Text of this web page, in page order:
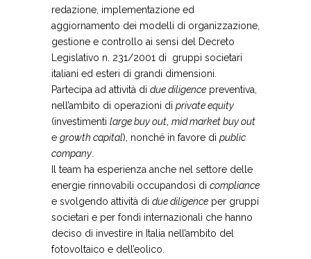
redazione, implementazione ed
aggiornamento dei modelli di organizzazione,
gestione e controllo ai sensi del Decreto
Legislativo n. 231/2001 di gruppi societari
italiani ed esteri di grandi dimensioni.
Partecipa ad attività di due diligence preventiva,
nell’ambito di operazioni di private equity
(investimenti large buy out mid market buy out
e growth capital), nonché in favore di public
company
Il team ha esperienza anche nel settore delle
energie rinnovabili occupandosi di compliance
e svolgendo attività di due diligence per gruppi
societari e per fondi internazionali che hanno
deciso di investire in Italia nell’ambito del
fotovoltaico e dell’eolico.